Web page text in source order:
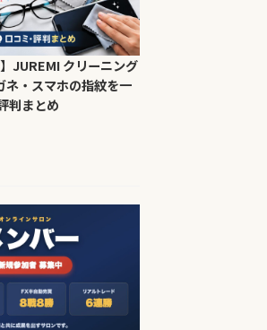
JUREMI クリーニング
ネ・スマホの指紋を一
判まとめ